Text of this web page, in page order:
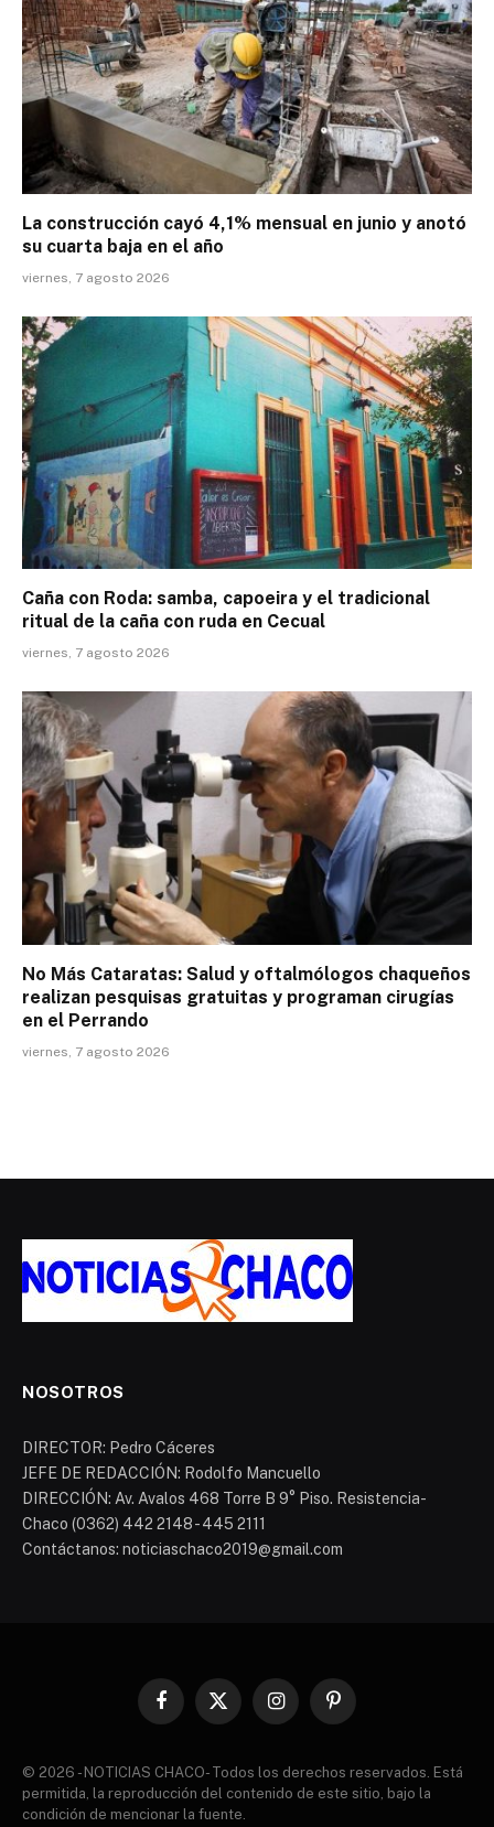
La construcción cayó 4,1% mensual en junio y anotó
su cuarta baja en el año
viernes, 7 agosto 2026
Caña con Roda: samba, capoeira y el tradicional
ritual de la caña con ruda en Cecual
viernes, 7 agosto 2026
No Más Cataratas: Salud y oftalmólogos chaqueños
realizan pesquisas gratuitas y programan cirugías
en el Perrando
viernes, 7 agosto 2026
NOSOTROS
DIRECTOR: Pedro Cáceres
JEFE DE REDACCIÓN: Rodolfo Mancuello
DIRECCIÓN: Av. Avalos 468 Torre B 9° Piso. Resistencia-
Chaco (0362) 442 2148 - 445 2111
Contáctanos: noticiaschaco2019@gmail.com
Facebook
X
InstagramPinterest
© 2026 - NOTICIAS CHACO- Todos los derechos reservados. Está
permitida, la reproducción del contenido de este sitio, bajo la
condición de mencionar la fuente.